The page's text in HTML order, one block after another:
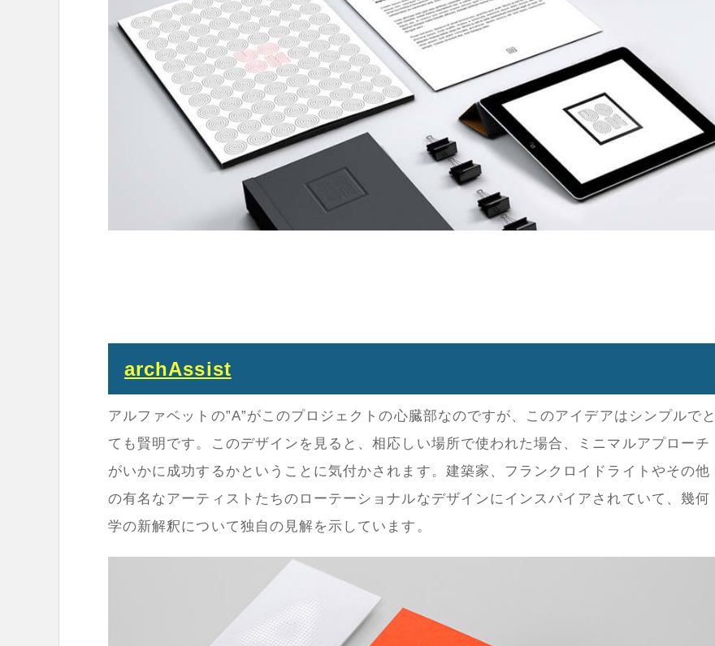
archAssist
アルファベットの”A”がこのプロジェクトの心臓部なのですが、このアイデアはシンプルでと
ても賢明です。このデザインを見ると、相応しい場所で使われた場合、ミニマルアプローチ
がいかに成功するかということに気付かされます。建築家、フランクロイドライトやその他
の有名なアーティストたちのローテーショナルなデザインにインスパイアされていて、幾何
学の新解釈について独自の見解を示しています。